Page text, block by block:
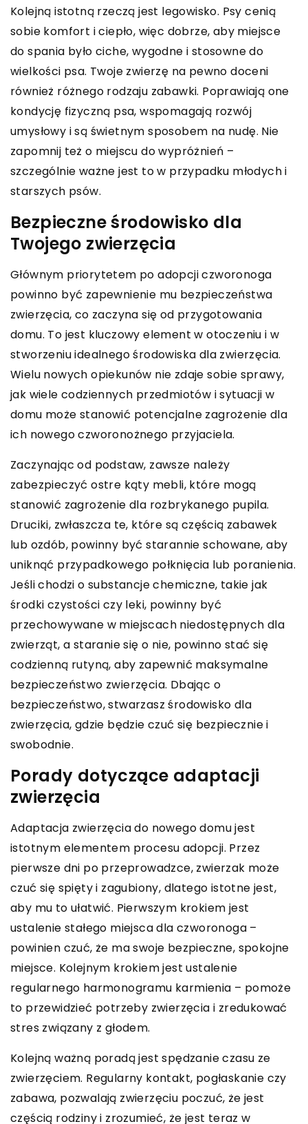
Kolejną istotną rzeczą jest legowisko. Psy cenią
sobie komfort i ciepło, więc dobrze, aby miejsce
do spania było ciche, wygodne i stosowne do
wielkości psa. Twoje zwierzę na pewno doceni
również różnego rodzaju zabawki. Poprawiają one
kondycję fizyczną psa, wspomagają rozwój
umysłowy i są świetnym sposobem na nudę. Nie
zapomnij też o miejscu do wypróżnień –
szczególnie ważne jest to w przypadku młodych i
starszych psów.
Bezpieczne środowisko dla
Twojego zwierzęcia
Głównym priorytetem po adopcji czworonoga
powinno być zapewnienie mu bezpieczeństwa
zwierzęcia, co zaczyna się od przygotowania
domu. To jest kluczowy element w otoczeniu i w
stworzeniu idealnego środowiska dla zwierzęcia.
Wielu nowych opiekunów nie zdaje sobie sprawy,
jak wiele codziennych przedmiotów i sytuacji w
domu może stanowić potencjalne zagrożenie dla
ich nowego czworonożnego przyjaciela.
Zaczynając od podstaw, zawsze należy
zabezpieczyć ostre kąty mebli, które mogą
stanowić zagrożenie dla rozbrykanego pupila.
Druciki, zwłaszcza te, które są częścią zabawek
lub ozdób, powinny być starannie schowane, aby
uniknąć przypadkowego połknięcia lub poranienia.
Jeśli chodzi o substancje chemiczne, takie jak
środki czystości czy leki, powinny być
przechowywane w miejscach niedostępnych dla
zwierząt, a staranie się o nie, powinno stać się
codzienną rutyną, aby zapewnić maksymalne
bezpieczeństwo zwierzęcia. Dbając o
bezpieczeństwo, stwarzasz środowisko dla
zwierzęcia, gdzie będzie czuć się bezpiecznie i
swobodnie.
Porady dotyczące adaptacji
zwierzęcia
Adaptacja zwierzęcia do nowego domu jest
istotnym elementem procesu adopcji. Przez
pierwsze dni po przeprowadzce, zwierzak może
czuć się spięty i zagubiony, dlatego istotne jest,
aby mu to ułatwić. Pierwszym krokiem jest
ustalenie stałego miejsca dla czworonoga –
powinien czuć, że ma swoje bezpieczne, spokojne
miejsce. Kolejnym krokiem jest ustalenie
regularnego harmonogramu karmienia – pomoże
to przewidzieć potrzeby zwierzęcia i zredukować
stres związany z głodem.
Kolejną ważną poradą jest spędzanie czasu ze
zwierzęciem. Regularny kontakt, pogłaskanie czy
zabawa, pozwalają zwierzęciu poczuć, że jest
częścią rodziny i zrozumieć, że jest teraz w